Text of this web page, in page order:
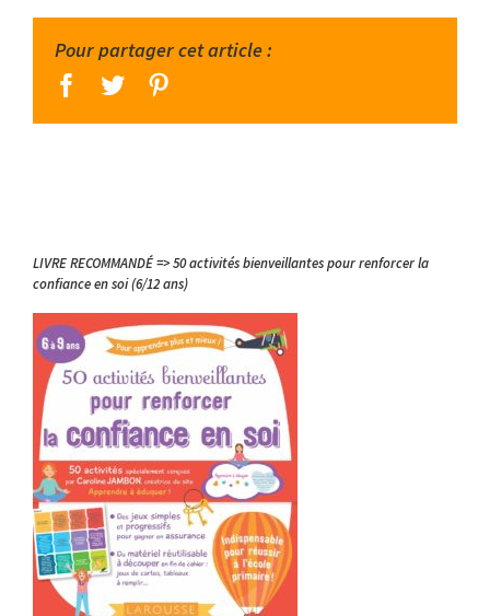
Pour partager cet article :
facebook
twitter
LIVRE RECOMMANDÉ => 50 activités bienveillantes pour renforcer la
confiance en soi (6/12 ans)